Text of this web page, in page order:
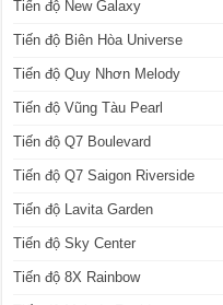
Tiến độ New Galaxy
Tiến độ Biên Hòa Universe
Tiến độ Quy Nhơn Melody
Tiến độ Vũng Tàu Pearl
Tiến độ Q7 Boulevard
Tiến độ Q7 Saigon Riverside
Tiến độ Lavita Garden
Tiến độ Sky Center
Tiến độ 8X Rainbow